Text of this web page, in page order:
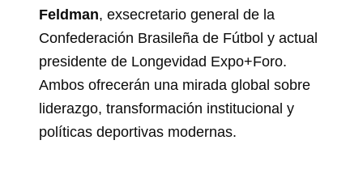
Feldman, exsecretario general de la
Confederación Brasileña de Fútbol y actual
presidente de Longevidad Expo+Foro.
Ambos ofrecerán una mirada global sobre
liderazgo, transformación institucional y
políticas deportivas modernas.